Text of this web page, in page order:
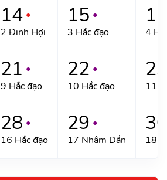
14 ●
2 Đinh Hợi
15 ●
3 Hắc đạo
16
4
21 ●
9 Hắc đạo
22 ●
10 Hắc đạo
23
11
28 ●
16 Hắc đạo
29 ●
17 Nhâm Dần
30
18